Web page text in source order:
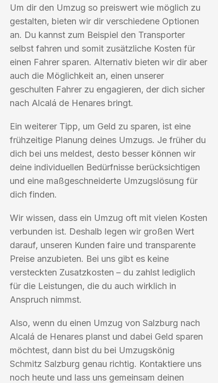
Um dir den Umzug so preiswert wie möglich zu
gestalten, bieten wir dir verschiedene Optionen
an. Du kannst zum Beispiel den Transporter
selbst fahren und somit zusätzliche Kosten für
einen Fahrer sparen. Alternativ bieten wir dir aber
auch die Möglichkeit an, einen unserer
geschulten Fahrer zu engagieren, der dich sicher
nach Alcalá de Henares bringt.
Ein weiterer Tipp, um Geld zu sparen, ist eine
frühzeitige Planung deines Umzugs. Je früher du
dich bei uns meldest, desto besser können wir
deine individuellen Bedürfnisse berücksichtigen
und eine maßgeschneiderte Umzugslösung für
dich finden.
Wir wissen, dass ein Umzug oft mit vielen Kosten
verbunden ist. Deshalb legen wir großen Wert
darauf, unseren Kunden faire und transparente
Preise anzubieten. Bei uns gibt es keine
versteckten Zusatzkosten – du zahlst lediglich
für die Leistungen, die du auch wirklich in
Anspruch nimmst.
Also, wenn du einen Umzug von Salzburg nach
Alcalá de Henares planst und dabei Geld sparen
möchtest, dann bist du bei Umzugskönig
Schmitz Salzburg genau richtig. Kontaktiere uns
noch heute und lass uns gemeinsam deinen